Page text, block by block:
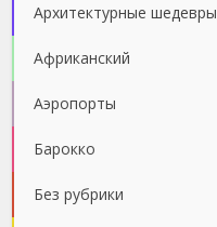
Архитектурные шедевры
Африканский
Аэропорты
Барокко
Без рубрики